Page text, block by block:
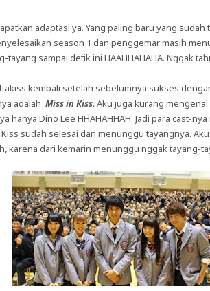
adaptasi ya. Yang paling baru yang
season 1 dan penggemar masih
tayang sampai detik ini HAAHHAHAHA. Nggak
kembali setelah sebelumnya sukses
adalah Miss in Kiss. Aku juga kurang
hanya Dino Lee HHAHAHHAH. Jadi para cast-
sudah selesai dan menunggu tayangnya.
karena dari kemarin menunggu nggak tayang-